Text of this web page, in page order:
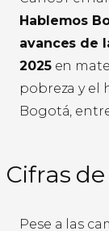
Hablemos
avances de
2025en
pobreza y el
Bogotá,
Cifras
Pese a las